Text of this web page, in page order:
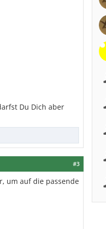
Du Dich aber
#3
um auf die passende